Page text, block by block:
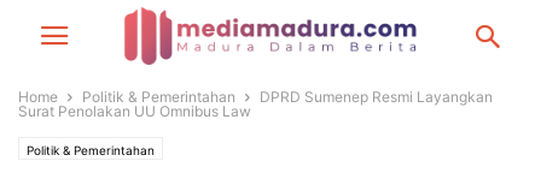
Home Politik & Pemerintahan
DPRD Sumenep Resmi Layangkan
Surat Penolakan UU Omnibus Law
Politik & Pemerintahan